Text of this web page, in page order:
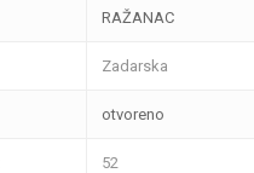
RAŽANAC
Zadarska
otvoreno
52